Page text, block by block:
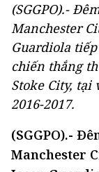
(SGGPO).-
Manchester
Guardiola
chiến thắng
Stoke City, tại
2016-2017.
(SGGPO).-
Manchester